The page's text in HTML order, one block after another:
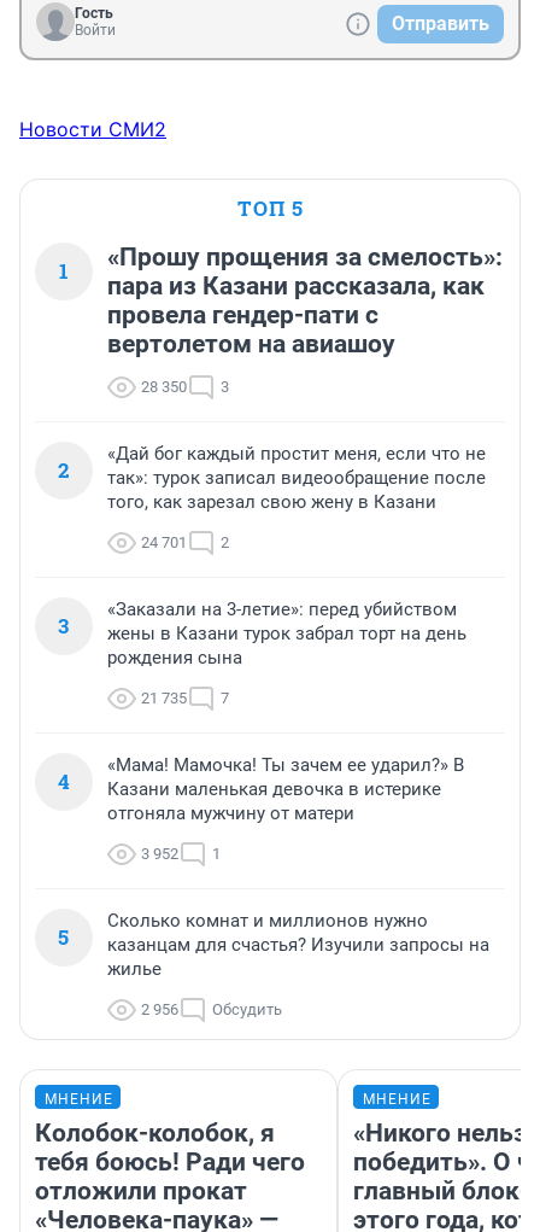
Гость
Войти
Отправить
Новости СМИ2
ТОП 5
1
«Прошу прощения за смелость»:
пара из Казани рассказала, как
провела гендер-пати с
вертолетом на авиашоу
28 350 3
2
«Дай бог каждый простит меня, если что не
так»: турок записал видеообращение после
того, как зарезал свою жену в Казани
24 701 2
3
«Заказали на 3-летие»: перед убийством
жены в Казани турок забрал торт на день
рождения сына
21 735 7
4
«Мама! Мамочка! Ты зачем ее ударил?» В
Казани маленькая девочка в истерике
отгоняла мужчину от матери
3 952 1
5
Сколько комнат и миллионов нужно
казанцам для счастья? Изучили запросы на
жилье
2 956 Обсудить
МНЕНИЕ
Колобок-колобок, я
тебя боюсь! Ради чего
отложили прокат
«Человека-паука» —
МНЕНИЕ
«Никого нельзя
победить». О
главный
этого года,